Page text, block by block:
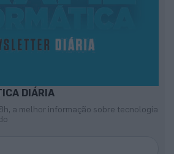
DIÁRIA
a melhor informação sobre tecnologia